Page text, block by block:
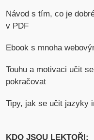
Návod s tím, co je
v PDF
Ebook s mnoha
Touhu a motivaci učit
pokračovat
Tipy, jak se učit jazyky
KDO JSOU LEKTOŘI: